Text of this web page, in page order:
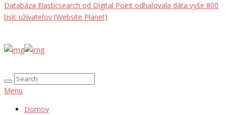
Databáza Elasticsearch od Digital Point odhaľovala dáta vyše 800
tisíc užívateľov (Website Planet)
Menu
Domov